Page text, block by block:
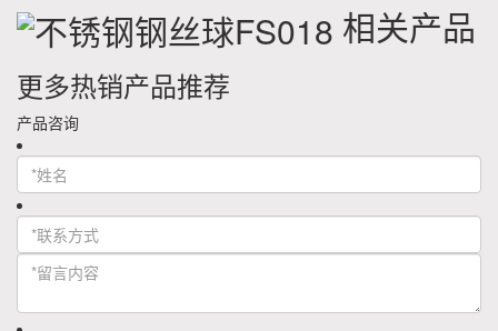
相关产品
更多热销产品推荐
产品咨询